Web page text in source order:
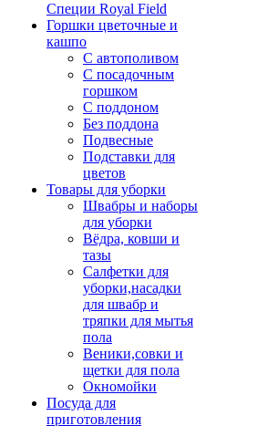
Специи Royal Field
Горшки цветочные и
кашпо
С автополивом
С посадочным
горшком
С поддоном
Без поддона
Подвесные
Подставки для
цветов
Товары для уборки
Швабры и наборы
для уборки
Вёдра, ковши и
тазы
Салфетки для
уборки,насадки
для швабр и
тряпки для мытья
пола
Веники,совки и
щетки для пола
Окномойки
Посуда для
приготовления